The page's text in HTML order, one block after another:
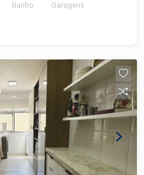
Banho Garagens